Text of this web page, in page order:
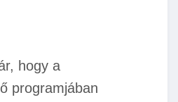
hogy a
programjában